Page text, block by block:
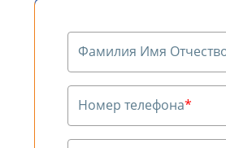
Фамилия Имя
Номер телефона*